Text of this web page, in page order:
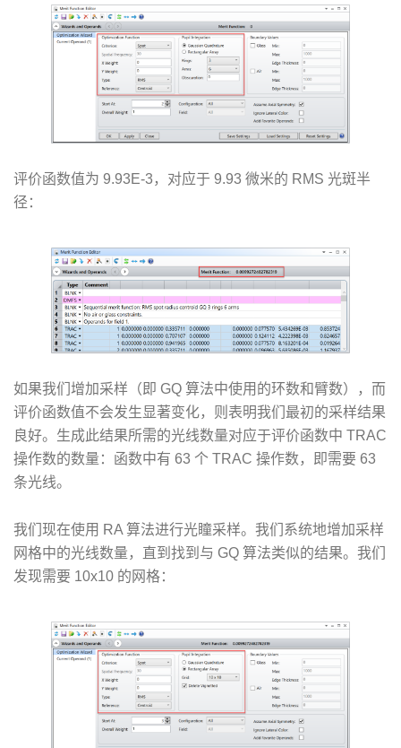
评价函数值为 9.93E-3，对应于 9.93 微米的 RMS 光斑半
径：
如果我们增加采样（即 GQ 算法中使用的环数和臂数），而
评价函数值不会发生显著变化，则表明我们最初的采样结果
良好。生成此结果所需的光线数量对应于评价函数中 TRAC
操作数的数量：函数中有 63 个 TRAC 操作数，即需要 63
条光线。
我们现在使用 RA 算法进行光瞳采样。我们系统地增加采样
网格中的光线数量，直到找到与 GQ 算法类似的结果。我们
发现需要 10x10 的网格：